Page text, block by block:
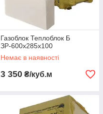
Газоблок Теплоблок Б
ЗР-600х285х100
Немає в наявності
3 350 ₴/куб.м